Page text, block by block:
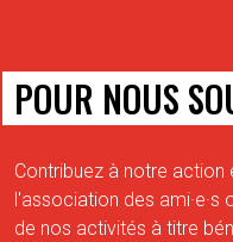
POUR NOUS
Contribuez à notre action
l'association des ami·e·s
de nos activités à titre